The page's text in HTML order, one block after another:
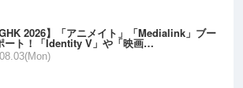
2026】「アニメイト」「Medialink」ブー
ート！「Identity V」や「映画…